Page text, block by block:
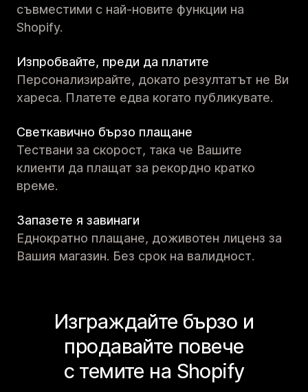
съвместими с най-новите функции на
Shopify.
Изпробвайте, преди да платите
Персонализирайте, докато резултатът не Ви
хареса. Платете едва когато публикувате.
Светкавично бързо плащане
Тествани за скорост, така че Вашите
клиенти да плащат за рекордно кратко
време.
Запазете я завинаги
Еднократно плащане, доживотен лиценз за
Вашия магазин. Без срок на валидност.
Изграждайте бързо и
продавайте повече
с темите на Shopify